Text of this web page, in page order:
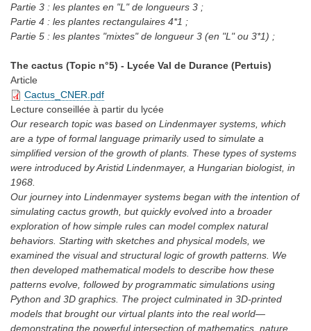
Partie 3 : les plantes en "L" de longueurs 3 ;
Partie 4 : les plantes rectangulaires 4*1 ;
Partie 5 : les plantes "mixtes" de longueur 3 (en "L" ou 3*1) ;
The cactus (Topic n°5) - Lycée Val de Durance (Pertuis)
Article
Cactus_CNER.pdf
Lecture conseillée à partir du lycée
Our research topic was based on Lindenmayer systems, which
are a type of formal language primarily used to simulate a
simplified version of the growth of plants. These types of systems
were introduced by Aristid Lindenmayer, a Hungarian biologist, in
1968.
Our journey into Lindenmayer systems began with the intention of
simulating cactus growth, but quickly evolved into a broader
exploration of how simple rules can model complex natural
behaviors. Starting with sketches and physical models, we
examined the visual and structural logic of growth patterns. We
then developed mathematical models to describe how these
patterns evolve, followed by programmatic simulations using
Python and 3D graphics. The project culminated in 3D-printed
models that brought our virtual plants into the real world—
demonstrating the powerful intersection of mathematics, nature,